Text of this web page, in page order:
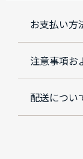
お支払い方
注意事項お
配送につい